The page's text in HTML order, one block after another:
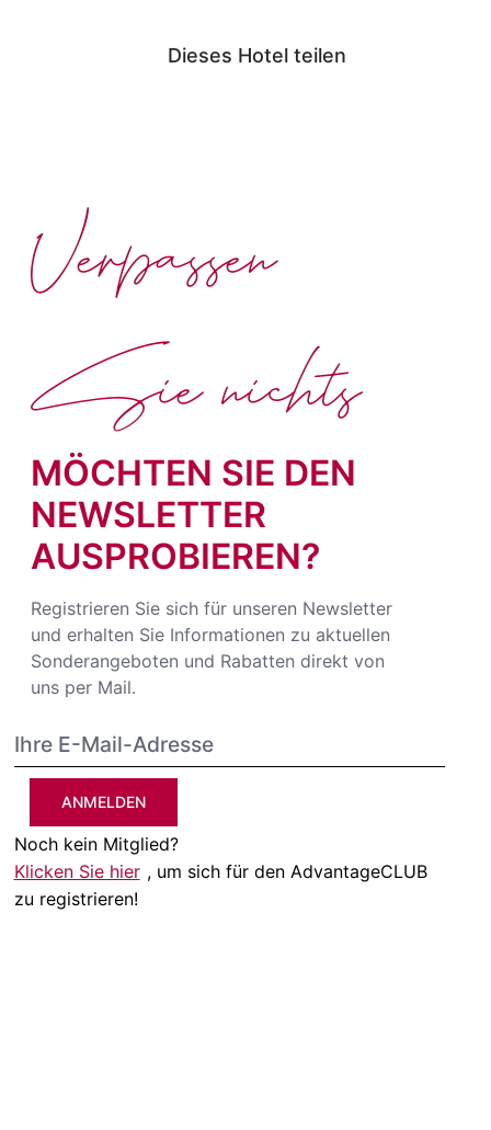
Dieses Hotel teilen
MÖCHTEN SIE DEN
NEWSLETTER
AUSPROBIEREN?
Registrieren Sie sich für unseren Newsletter
und erhalten Sie Informationen zu aktuellen
Sonderangeboten und Rabatten direkt von
uns per Mail.
ANMELDEN
Noch kein Mitglied?
Klicken Sie hier , um sich für den AdvantageCLUB
zu registrieren!
Verpassen
Sie nichts